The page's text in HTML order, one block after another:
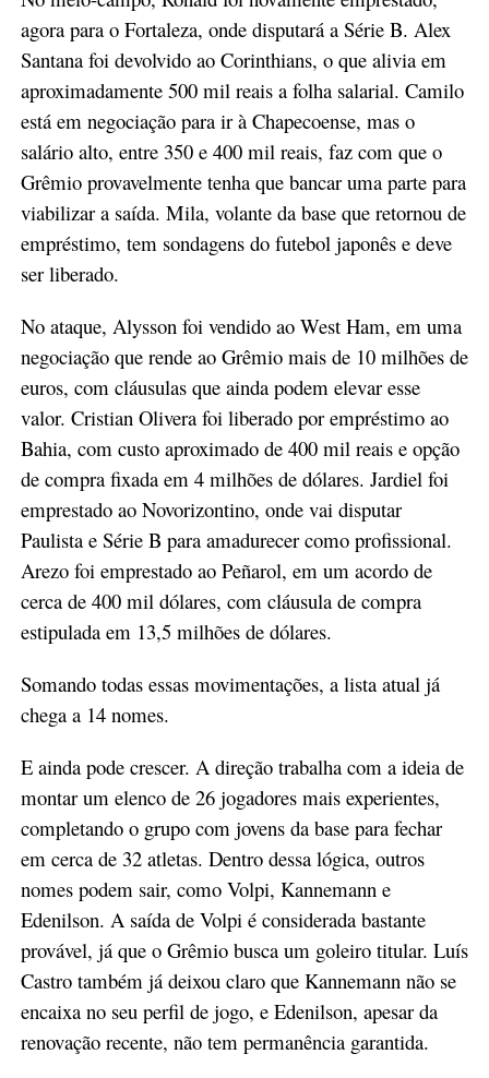
agora para o Fortaleza, onde disputará a Série B. Alex
Santana foi devolvido ao Corinthians, o que alivia em
aproximadamente 500 mil reais a folha salarial. Camilo
está em negociação para ir à Chapecoense, mas o
salário alto, entre 350 e 400 mil reais, faz com que o
Grêmio provavelmente tenha que bancar uma parte para
viabilizar a saída. Mila, volante da base que retornou de
empréstimo, tem sondagens do futebol japonês e deve
ser liberado.
No ataque, Alysson foi vendido ao West Ham, em uma
negociação que rende ao Grêmio mais de 10 milhões de
euros, com cláusulas que ainda podem elevar esse
valor. Cristian Olivera foi liberado por empréstimo ao
Bahia, com custo aproximado de 400 mil reais e opção
de compra fixada em 4 milhões de dólares. Jardiel foi
emprestado ao Novorizontino, onde vai disputar
Paulista e Série B para amadurecer como profissional.
Arezo foi emprestado ao Peñarol, em um acordo de
cerca de 400 mil dólares, com cláusula de compra
estipulada em 13,5 milhões de dólares.
Somando todas essas movimentações, a lista atual já
chega a 14 nomes.
E ainda pode crescer. A direção trabalha com a ideia de
montar um elenco de 26 jogadores mais experientes,
completando o grupo com jovens da base para fechar
em cerca de 32 atletas. Dentro dessa lógica, outros
nomes podem sair, como Volpi, Kannemann e
Edenilson. A saída de Volpi é considerada bastante
provável, já que o Grêmio busca um goleiro titular. Luís
Castro também já deixou claro que Kannemann não se
encaixa no seu perfil de jogo, e Edenilson, apesar da
renovação recente, não tem permanência garantida.